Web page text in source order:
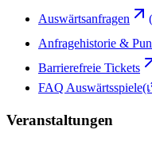
Auswärtsanfragen
Anfragehistorie &
Barrierefreie Tickets
FAQ Auswärtsspiele(
Veranstaltungen